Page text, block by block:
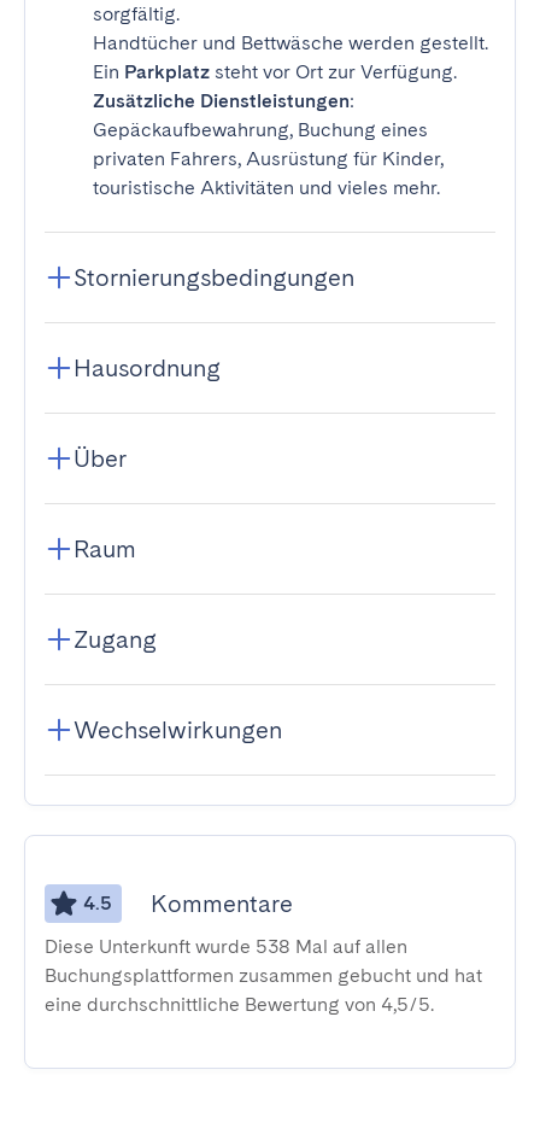
sorgfältig.
Handtücher und Bettwäsche werden gestellt.
Ein Parkplatz steht vor Ort zur Verfügung.
Zusätzliche Dienstleistungen:
Gepäckaufbewahrung, Buchung eines
privaten Fahrers, Ausrüstung für Kinder,
touristische Aktivitäten und vieles mehr.
Stornierungsbedingungen
Hausordnung
Über
Raum
Zugang
Wechselwirkungen
4.5 Kommentare
Diese Unterkunft wurde 538 Mal auf allen
Buchungsplattformen zusammen gebucht und hat
eine durchschnittliche Bewertung von 4,5/5.